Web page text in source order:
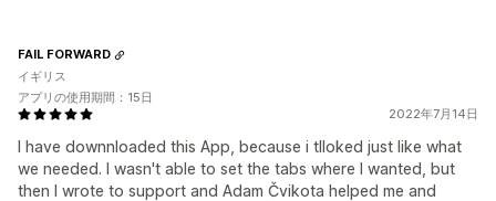
2022年7月14日
I have downnloaded this App, because i tlloked just like what
we needed. I wasn't able to set the tabs where I wanted, but
then I wrote to support and Adam Čvikota helped me and
FAIL FORWARD
イギリス
アプリの使用期間：15日